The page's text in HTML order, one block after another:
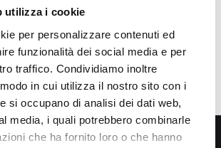
utilizza i cookie
per personalizzare contenuti ed
funzionalità dei social media e per
traffico. Condividiamo inoltre
in cui utilizza il nostro sito con i
si occupano di analisi dei dati web,
media, i quali potrebbero combinarle
che ha fornito loro o che hanno
ad Alberto di Motor Power
il conto alla rovescia…
esemplare
che ha cambiato le sorti